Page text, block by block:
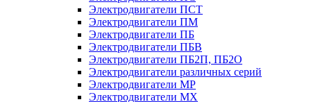
Электродвигатели ПСТ
Электродвигатели ПМ
Электродвигатели ПБ
Электродвигатели ПБВ
Электродвигатели ПБ2П, ПБ2О
Электродвигатели различных серий
Электродвигатели МР
Электродвигатели MX